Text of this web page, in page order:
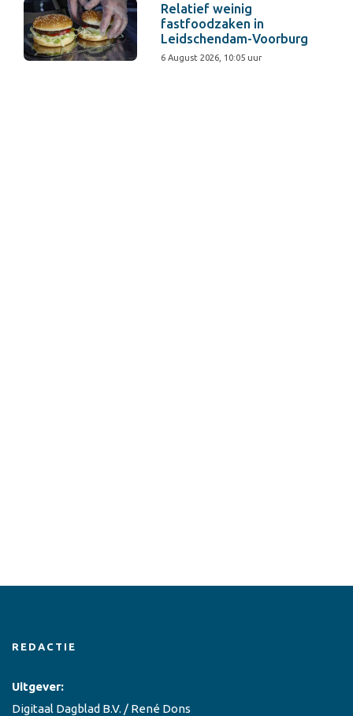
Relatief weinig
fastfoodzaken in
Leidschendam-Voorburg
6 August 2026, 10:05 uur
REDACTIE
Uitgever:
Digitaal Dagblad B.V. / René Dons